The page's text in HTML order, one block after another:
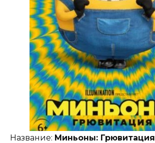
Название: Миньоны: Грювитация